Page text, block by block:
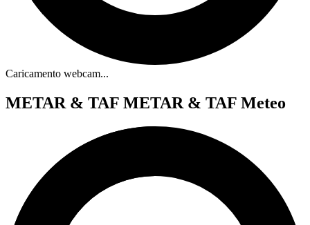
Caricamento webcam...
METAR & TAF METAR & TAF Meteo